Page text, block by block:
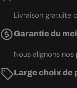
Livraison gratuite
Garantie du
Nous alignons
Large choix de